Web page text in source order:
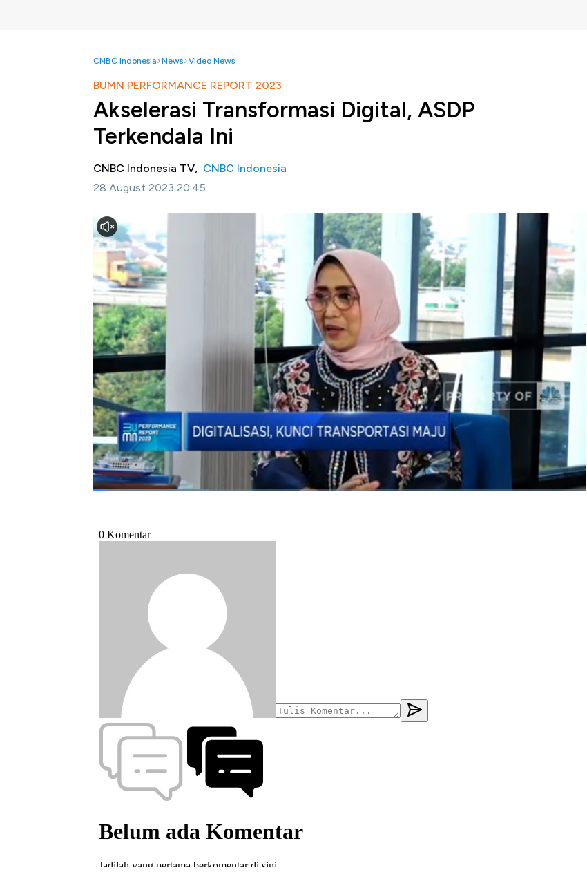
CNBC Indonesia News Video News
BUMN PERFORMANCE REPORT 2023
Akselerasi Transformasi Digital, ASDP
Terkendala Ini
CNBC Indonesia TV, CNBC Indonesia
28 August 2023 20:45
Jakarta, CNBC Indonesia
- PT ASDP Indonesia Ferry berhasil mencetak laba tertinggi sepanjang
masa hingga Rp585 miliar melalui transformasi digitalisasi.
Namun bukan tanpa kendala, beragam tantangan ASDP hadapi demi menyambungkan negara
kepulauan Indonesia. Diantaranya terkait infrastruktur dan kebiasaan masyarakat. Hal inilah yang
diungkapkan Direktur Utama PT ASDP Indonesia Ferry (Persero).
Selengkapnya saksikan dialog Dina Gurning bersama Direktur Utama PT ASDP Indonesia Ferry
(Persero) Ira Puspadewi dalam BUMN Performance Report 2023 di Program Evening Up CNBC
Indonesia, Senin (28/08/2023).
Bagikan:
#bumn performance report 2023 #asdp